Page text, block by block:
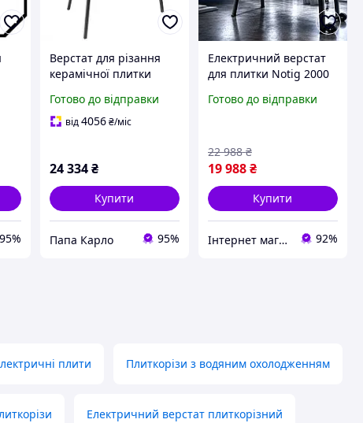
95%
Верстат для різання
керамічної плитки
Готово до відправки
від4056 ₴/міс
24 334 ₴
Купити
Папа Карло 95%
Електричний верстат
для плитки Notig 2000
колесами плиткоріз для
стаціонарний
Готово до відправки
19 988₴
22 988 ₴
Купити
Інтернет магазин ➤ Титан 92%
плити Плиткорізи з водяним охолодженням
Електричний верстат плиткорізний